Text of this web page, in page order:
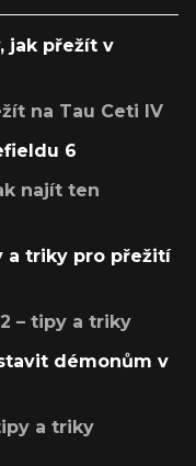
jak přežít v
na Tau Ceti IV
6
najít ten
a triky pro přežití
– tipy a triky
démonům v
a triky